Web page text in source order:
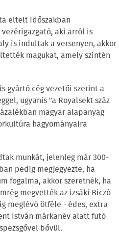
eltelt időszakban
aki arról is
is indultak a versenyen, akkor
magukat, amely szintén
gyártó cég vezetői szerint a
ugyanis "a Royalsekt száz
magyar alapanyag
hagyományaira
munkát, jelenleg már 300-
pedig megjegyezte, ha
fogalma, akkor szeretnék, ha
megvették az izsáki Biczó
meglévő ötféle - édes, extra
István márkanév alatt futó
bővül.